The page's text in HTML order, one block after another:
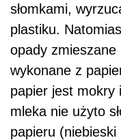
słomkami,
plastiku.
opady
wykonane z
papier jest mokry
mleka nie użyto
papieru